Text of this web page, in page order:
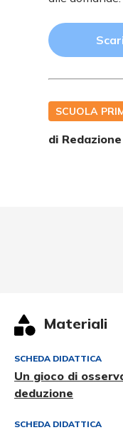
SCUOLA
di
Materiali
SCHEDA DIDATTICA
Un gioco di
deduzione
SCHEDA DIDATTICA